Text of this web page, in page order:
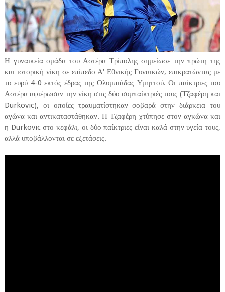
Η γυναικεία ομάδα του Αστέρα Τρίπολης σημείωσε την πρώτη της
και ιστορική νίκη σε επίπεδο Α' Εθνικής Γυναικών, επικρατώντας με
το ευρύ 4-0 εκτός έδρας της Ολυμπιάδας Υμηττού. Οι παίκτριες του
Αστέρα αφιέρωσαν την νίκη στις δύο συμπαίκτριές τους (Τζαφέρη και
Durkovic), οι οποίες τραυματίστηκαν σοβαρά στην διάρκεια του
αγώνα και αντικαταστάθηκαν. Η Τζαφέρη χτύπησε στον αγκώνα και
η Durkovic στο κεφάλι, οι δύο παίκτριες είναι καλά στην υγεία τους,
αλλά υποβάλλονται σε εξετάσεις.